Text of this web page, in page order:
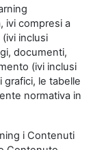
ivi compresi a
inclusi
documenti,
(ivi inclusi
grafici, le tabelle
normativa in
i Contenuti